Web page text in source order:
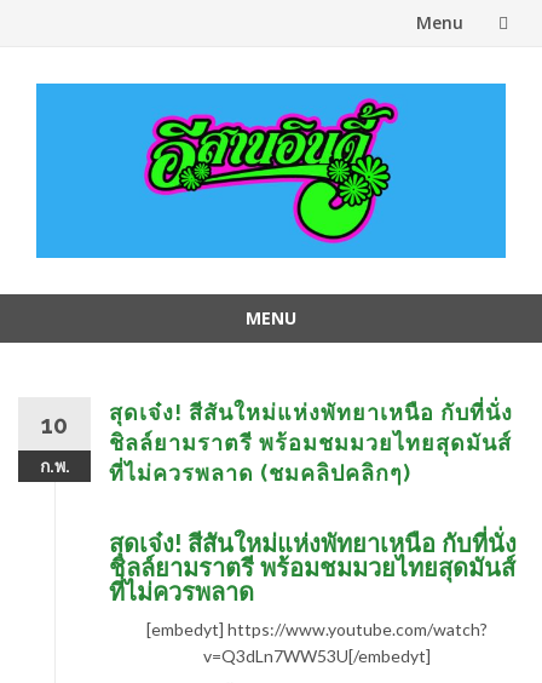
Menu
MENU
10
ก.พ.
สุดเจ๋ง! สีสันใหม่แห่งพัทยาเหนือ กับที่นั่ง
ชิลล์ยามราตรี พร้อมชมมวยไทยสุดมันส์
ที่ไม่ควรพลาด (ชมคลิปคลิกๆ)
สุดเจ๋ง! สีสันใหม่แห่งพัทยาเหนือ กับที่นั่ง
ชิลล์ยามราตรี พร้อมชมมวยไทยสุดมันส์
ที่ไม่ควรพลาด
[embedyt] https://www.youtube.com/watch?
v=Q3dLn7WW53U[/embedyt]